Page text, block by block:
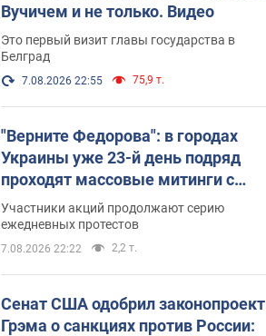
Вучичем и не только. Видео
Это первый визит главы государства в
Белград
7.08.2026 22:55 75,9 т.
"Верните Федорова": в городах
Украины уже 23-й день подряд
проходят массовые митинги с
плакатами. Фото и видео
Участники акций продолжают серию
ежедневных протестов
7.08.2026 22:22 2,2 т.
Сенат США одобрил законопроект
Грэма о санкциях против России: